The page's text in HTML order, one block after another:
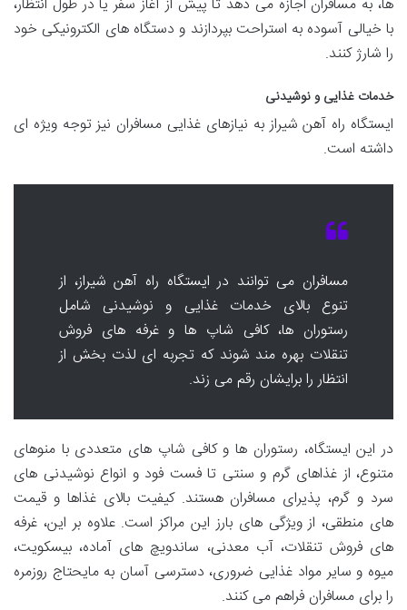
با خیالی آسوده به استراحت بپردازند و دستگاه های الکترونیکی خود
را شارژ کنند.
خدمات غذایی و نوشیدنی
ایستگاه راه آهن شیراز به نیازهای غذایی مسافران نیز توجه ویژه ای
داشته است.
مسافران می توانند در ایستگاه راه آهن شیراز، از
تنوع بالای خدمات غذایی و نوشیدنی شامل
رستوران ها، کافی شاپ ها و غرفه های فروش
تنقلات بهره مند شوند که تجربه ای لذت بخش از
انتظار را برایشان رقم می زند.
در این ایستگاه، رستوران ها و کافی شاپ های متعددی با منوهای
متنوع، از غذاهای گرم و سنتی تا فست فود و انواع نوشیدنی های
سرد و گرم، پذیرای مسافران هستند. کیفیت بالای غذاها و قیمت
های منطقی، از ویژگی های بارز این مراکز است. علاوه بر این، غرفه
های فروش تنقلات، آب معدنی، ساندویچ های آماده، بیسکویت،
میوه و سایر مواد غذایی ضروری، دسترسی آسان به مایحتاج روزمره
را برای مسافران فراهم می کنند.